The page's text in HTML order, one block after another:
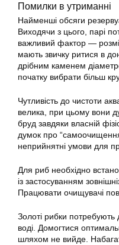
Помилки в утриманні
Найменші обсяги
Виходячи з цього, парі
важливий фактор —
мають звичку ритися в
дрібним каменем
початку вибрати більш
Чутливість до чистоти
велика, при цьому вони
бруд завдяки власній
думок про
неприйнятні умови для
Для риб необхідно
із застосуванням
Працювати очищувачі
Золоті рибки потребують
воді. Домогтися
шляхом не вийде.